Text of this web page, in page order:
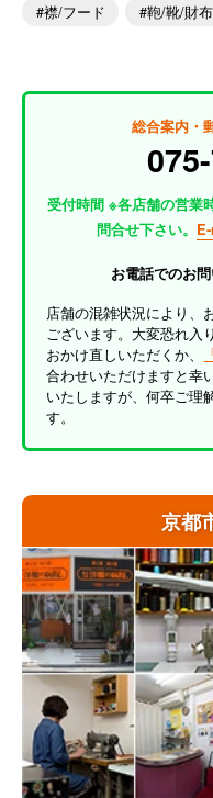
京都
襟/フード
鞄/靴/財布
総合案内・
受付時間 ※各店舗の営業
問合せ下さい。
お電話でのお
店舗の混雑状況により、
ございます。大変恐れ入
おかけ直しいただくか、
合わせいただけますと幸
いたしますが、何卒ご理
す。